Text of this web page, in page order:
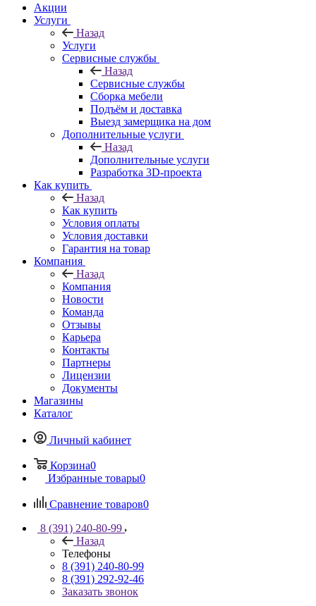
Акции
Услуги
Назад
Услуги
Сервисные службы
Назад
Сервисные службы
Сборка мебели
Подъём и доставка
Выезд замерщика на дом
Дополнительные услуги
Назад
Дополнительные услуги
Разработка 3D-проекта
Как купить
Назад
Как купить
Условия оплаты
Условия доставки
Гарантия на товар
Компания
Назад
Компания
Новости
Команда
Отзывы
Карьера
Контакты
Партнеры
Лицензии
Документы
Магазины
Каталог
Личный кабинет
Корзина0
Избранные товары0
Сравнение товаров0
8 (391) 240-80-99
Назад
Телефоны
8 (391) 240-80-99
8 (391) 292-92-46
Заказать звонок